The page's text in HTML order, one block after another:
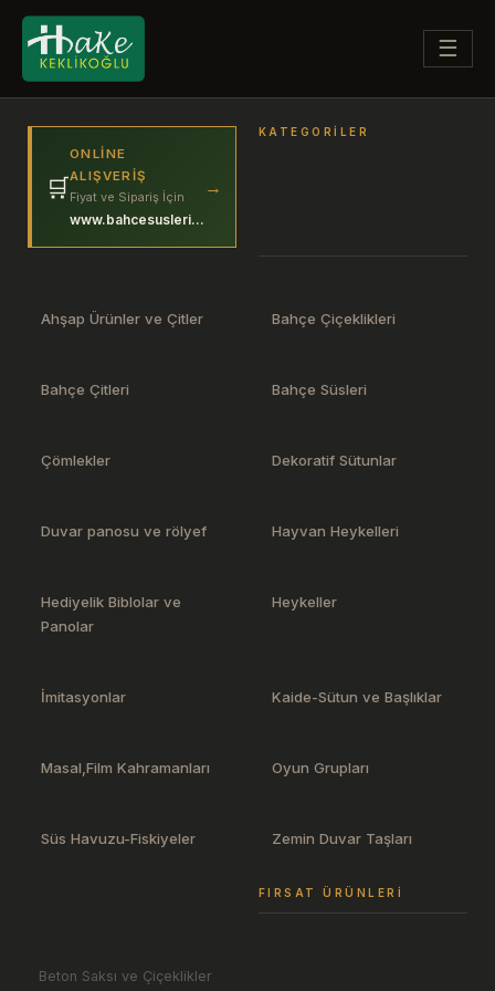
☰
🛒
ONLINE
ALIŞVERIŞ
Fiyat ve Sipariş İçin
www.bahcesuslerim.com
→
KATEGORILER
Ahşap Ürünler ve Çitler Bahçe Çiçeklikleri
Bahçe Çitleri Bahçe Süsleri
Çömlekler Dekoratif Sütunlar
Duvar panosu ve rölyef Hayvan Heykelleri
Hediyelik Biblolar ve
Panolar
Heykeller
İmitasyonlar Kaide-Sütun ve Başlıklar
Masal,Film Kahramanları Oyun Grupları
Süs Havuzu-Fiskiyeler Zemin Duvar Taşları
FIRSAT ÜRÜNLERI
Beton Saksı ve Çiçeklikler